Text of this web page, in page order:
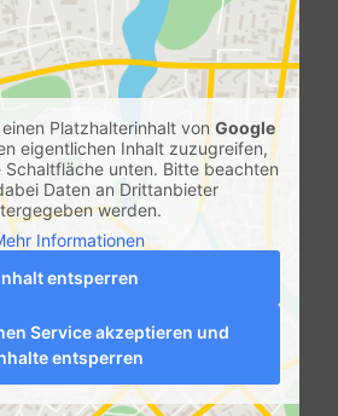
Platzhalterinhalt von Google
eigentlichen Inhalt zuzugreifen,
Schaltfläche unten. Bitte beachten
Daten an Drittanbieter
werden.
Informationen
entsperren
Service akzeptieren und
entsperren